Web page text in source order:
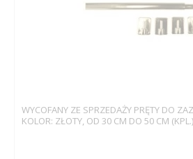
WYCOFANY ZE SPRZEDAŻY PRĘTY DO
KOLOR: ZŁOTY, OD 30 CM DO 50 CM (KPL.)